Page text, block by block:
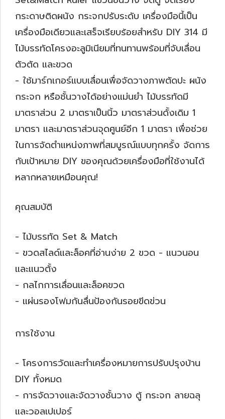
กระดาษติดผนัง กระจกปรับระดับ เครื่องมือนี้เป็น
เครื่องมือเดียวและเสร็จเรียบร้อยสำหรับ DIY 314 มี
ไม้บรรทัดโครงอะลูมิเนียมที่ทนทานพร้อมที่จับเลื่อน
ตัวตัด และขวด
- ใช้มาร์กเกอร์แบบเลื่อนเพื่อจัดวางภาพตัดปะ ผนัง
กระจก หรือชั้นวางได้อย่างแม่นยำ ไม้บรรทัดมี
มาตราส่วน 2 มาตราเป็นนิ้ว มาตราส่วนดั้งเดิม 1
มาตรา และมาตราส่วนจุดศูนย์อีก 1 มาตรา เพื่อช่วย
ในการจัดตำแหน่งภาพที่สมบูรณ์แบบทุกครั้ง จัดการ
กับเป้าหมาย DIY ของคุณด้วยเครื่องมือที่ใช้งานได้
หลากหลายเหมือนคุณ!
คุณสมบัติ
- ไม้บรรทัด Set & Match
- ขวดสไลด์และล็อคที่อ่านง่าย 2 ขวด - แนวนอน
และแนวตั้ง
- กลไกการเลื่อนและล็อคขวด
- แผ่นรองโฟมกันลื่นป้องกันรอยขีดข่วน
การใช้งาน
- โครงการวัดและทำเครื่องหมายการปรับปรุงบ้าน
DIY ทั้งหมด
- การจัดวางและจัดวางชั้นวาง ตู้ กระจก ลายฉลุ
และวอลเปเปอร์